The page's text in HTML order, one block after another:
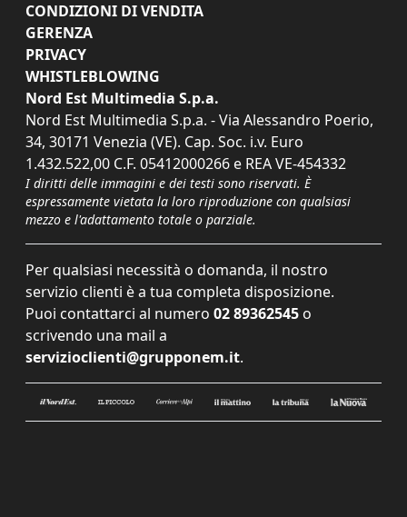
CONDIZIONI DI VENDITA
GERENZA
PRIVACY
WHISTLEBLOWING
Nord Est Multimedia S.p.a.
Nord Est Multimedia S.p.a. - Via Alessandro Poerio,
34, 30171 Venezia (VE). Cap. Soc. i.v. Euro
1.432.522,00 C.F. 05412000266 e REA VE-454332
I diritti delle immagini e dei testi sono riservati. È
espressamente vietata la loro riproduzione con qualsiasi
mezzo e l'adattamento totale o parziale.
Per qualsiasi necessità o domanda, il nostro
servizio clienti è a tua completa disposizione.
Puoi contattarci al numero 02 89362545 o
scrivendo una mail a
servizioclienti@grupponem.it.